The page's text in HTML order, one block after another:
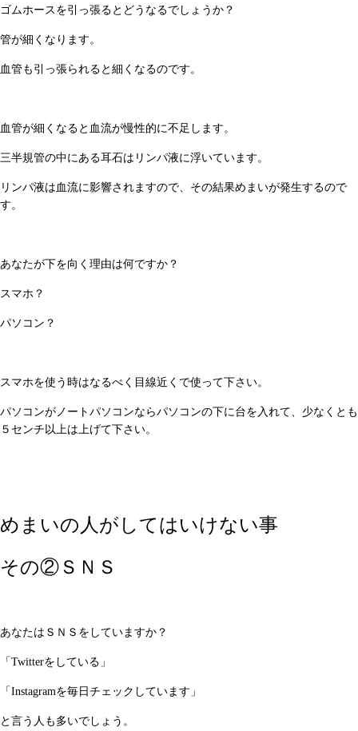
ゴムホースを引っ張るとどうなるでしょうか？
管が細くなります。
血管も引っ張られると細くなるのです。
血管が細くなると血流が慢性的に不足します。
三半規管の中にある耳石はリンパ液に浮いています。
リンパ液は血流に影響されますので、その結果めまいが発生するので
す。
あなたが下を向く理由は何ですか？
スマホ？
パソコン？
スマホを使う時はなるべく目線近くで使って下さい。
パソコンがノートパソコンならパソコンの下に台を入れて、少なくとも
５センチ以上は上げて下さい。
めまいの人がしてはいけない事
その②ＳＮＳ
あなたはＳＮＳをしていますか？
「Twitterをしている」
「Instagramを毎日チェックしています」
と言う人も多いでしょう。